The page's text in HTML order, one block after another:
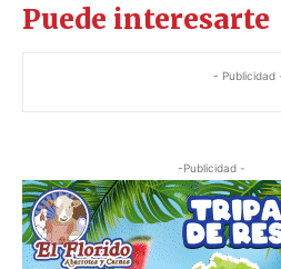
Puede interesarte
- Publicidad
-Publicidad -